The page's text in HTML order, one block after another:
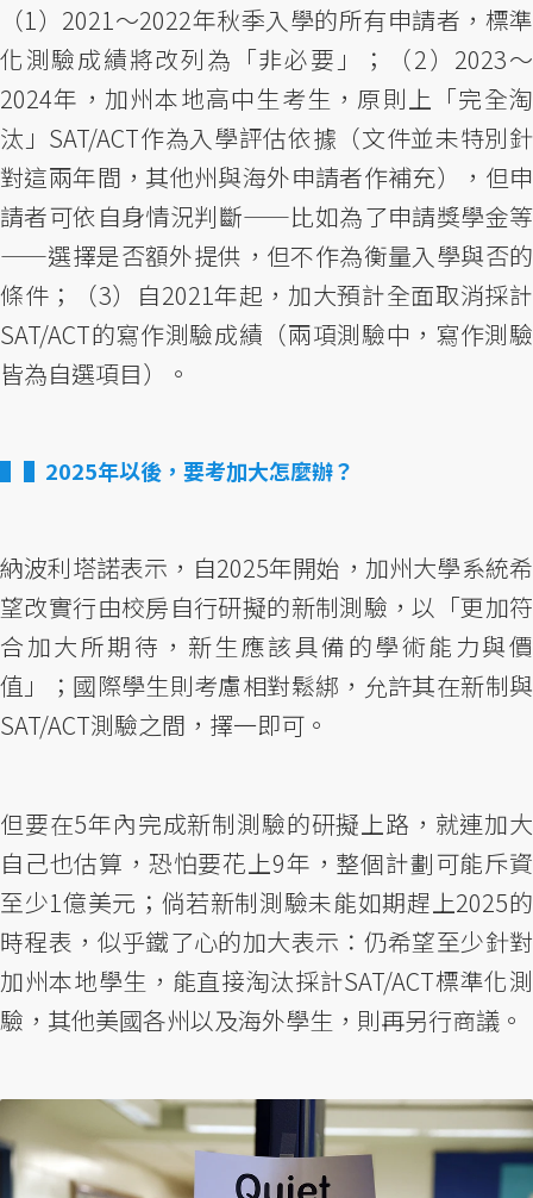
（1）2021～2022年秋季入學的所有申請者，標準
化測驗成績將改列為「非必要」；（2）2023～
2024年，加州本地高中生考生，原則上「完全淘
汰」SAT/ACT作為入學評估依據（文件並未特別針
對這兩年間，其他州與海外申請者作補充），但申
請者可依自身情況判斷——比如為了申請獎學金等
——選擇是否額外提供，但不作為衡量入學與否的
條件；（3）自2021年起，加大預計全面取消採計
SAT/ACT的寫作測驗成績（兩項測驗中，寫作測驗
皆為自選項目）。
▌2025年以後，要考加大怎麼辦？
納波利塔諾表示，自2025年開始，加州大學系統希
望改實行由校房自行研擬的新制測驗，以「更加符
合加大所期待，新生應該具備的學術能力與價
值」；國際學生則考慮相對鬆綁，允許其在新制與
SAT/ACT測驗之間，擇一即可。
但要在5年內完成新制測驗的研擬上路，就連加大
自己也估算，恐怕要花上9年，整個計劃可能斥資
至少1億美元；倘若新制測驗未能如期趕上2025的
時程表，似乎鐵了心的加大表示：仍希望至少針對
加州本地學生，能直接淘汰採計SAT/ACT標準化測
驗，其他美國各州以及海外學生，則再另行商議。